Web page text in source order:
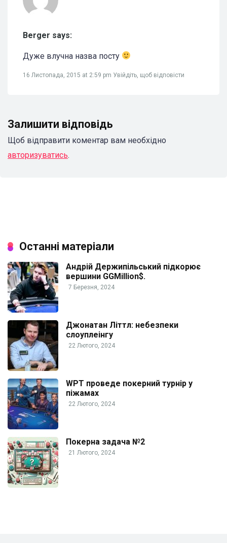
Berger says:
Дуже влучна назва посту
16 Листопада, 2015 at 2:59 pm Увійдіть, щоб відповісти
Залишити відповідь
Щоб відправити коментар вам необхідно
авторизуватись.
Останні матеріали
Андрій Держипільський підкорює
вершини GGMillion$.
7 Березня, 2024
Джонатан Літтл: небезпеки
слоуплеінгу
22 Лютого, 2024
WPT проведе покерний турнір у
піжамах
22 Лютого, 2024
Покерна задача №2
21 Лютого, 2024